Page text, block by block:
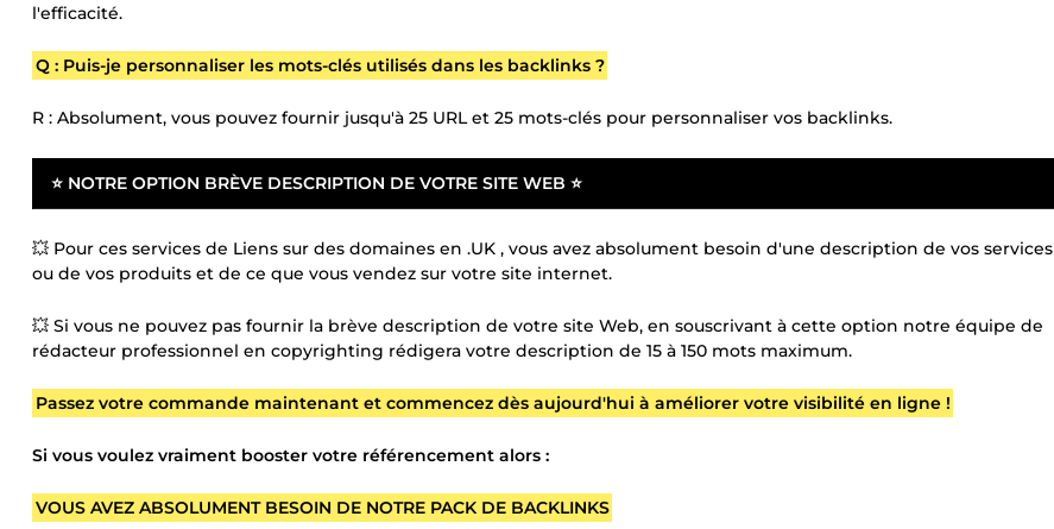
l'efficacité.
Q : Puis-je personnaliser les mots-clés utilisés dans les backlinks ?
R : Absolument, vous pouvez fournir jusqu'à 25 URL et 25 mots-clés pour personnaliser vos backlinks.
⭐ NOTRE OPTION BRÈVE DESCRIPTION DE VOTRE SITE WEB ⭐
💥 Pour ces services de Liens sur des domaines en .UK , vous avez absolument besoin d'une description de vos services
ou de vos produits et de ce que vous vendez sur votre site internet.
💥 Si vous ne pouvez pas fournir la brève description de votre site Web, en souscrivant à cette option notre équipe de
rédacteur professionnel en copyrighting rédigera votre description de 15 à 150 mots maximum.
Passez votre commande maintenant et commencez dès aujourd'hui à améliorer votre visibilité en ligne !
Si vous voulez vraiment booster votre référencement alors :
VOUS AVEZ ABSOLUMENT BESOIN DE NOTRE PACK DE BACKLINKS